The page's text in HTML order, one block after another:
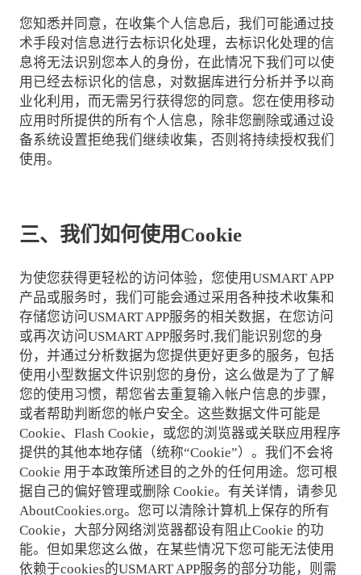
您知悉并同意，在收集个人信息后，我们可能通过技
术手段对信息进行去标识化处理，去标识化处理的信
息将无法识别您本人的身份，在此情况下我们可以使
用已经去标识化的信息，对数据库进行分析并予以商
业化利用，而无需另行获得您的同意。您在使用移动
应用时所提供的所有个人信息，除非您删除或通过设
备系统设置拒绝我们继续收集，否则将持续授权我们
使用。
三、我们如何使用Cookie
为使您获得更轻松的访问体验，您使用USMART APP
产品或服务时，我们可能会通过采用各种技术收集和
存储您访问USMART APP服务的相关数据，在您访问
或再次访问USMART APP服务时,我们能识别您的身
份，并通过分析数据为您提供更好更多的服务，包括
使用小型数据文件识别您的身份，这么做是为了了解
您的使用习惯，帮您省去重复输入帐户信息的步骤，
或者帮助判断您的帐户安全。这些数据文件可能是
Cookie、Flash Cookie，或您的浏览器或关联应用程序
提供的其他本地存储（统称“Cookie”）。我们不会将
Cookie 用于本政策所述目的之外的任何用途。您可根
据自己的偏好管理或删除 Cookie。有关详情，请参见
AboutCookies.org。您可以清除计算机上保存的所有
Cookie，大部分网络浏览器都设有阻止Cookie 的功
能。但如果您这么做，在某些情况下您可能无法使用
依赖于cookies的USMART APP服务的部分功能，则需